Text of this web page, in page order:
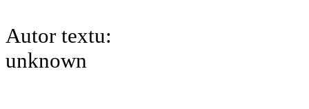
Autor textu:
unknown